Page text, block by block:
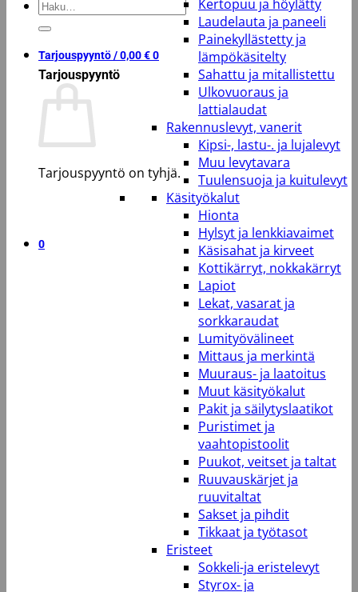
Etsi:
Tarjouspyyntö /0,00€0
Tarjouspyyntö
Tarjouspyyntö on tyhjä.
0
Kertopuu ja höylätty
Laudelauta ja paneeli
Painekyllästetty ja
lämpökäsitelty
Sahattu ja mitallistettu
Ulkovuoraus ja
lattialaudat
Rakennuslevyt, vanerit
Kipsi-, lastu-. ja lujalevyt
Muu levytavara
Tuulensuoja ja kuitulevyt
Käsityökalut
Hionta
Hylsyt ja lenkkiavaimet
Käsisahat ja kirveet
Kottikärryt, nokkakärryt
Lapiot
Lekat, vasarat ja
sorkkaraudat
Lumityövälineet
Mittaus ja merkintä
Muuraus- ja laatoitus
Muut käsityökalut
Pakit ja säilytyslaatikot
Puristimet ja
vaahtopistoolit
Puukot, veitset ja taltat
Ruuvauskärjet ja
ruuvitaltat
Sakset ja pihdit
Tikkaat ja työtasot
Eristeet
Sokkeli-ja eristelevyt
Styrox- ja